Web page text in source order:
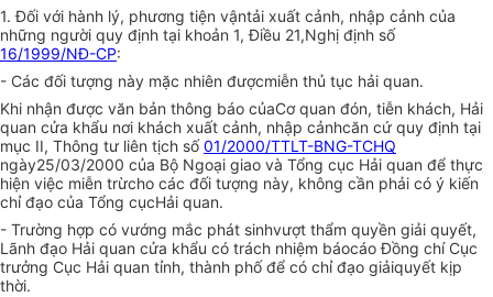
1. Đối với hành lý, phương tiện vậntải xuất cảnh, nhập cảnh của
những người quy định tại khoản 1, Điều 21,Nghị định số
16/1999/NĐ-CP:
- Các đối tượng này mặc nhiên đượcmiễn thủ tục hải quan.
Khi nhận được văn bản thông báo củaCơ quan đón, tiễn khách, Hải
quan cửa khẩu nơi khách xuất cảnh, nhập cảnhcăn cứ quy định tại
mục II, Thông tư liên tịch số01/2000/TTLT-BNG-TCHQ
ngày25/03/2000 của Bộ Ngoại giao và Tổng cục Hải quan để thực
hiện việc miễn trừcho các đối tượng này, không cần phải có ý kiến
chỉ đạo của Tổng cụcHải quan.
- Trường hợp có vướng mắc phát sinhvượt thẩm quyền giải quyết,
Lãnh đạo Hải quan cửa khẩu có trách nhiệm báocáo Đồng chí Cục
trưởng Cục Hải quan tỉnh, thành phố để có chỉ đạo giảiquyết kịp
thời.